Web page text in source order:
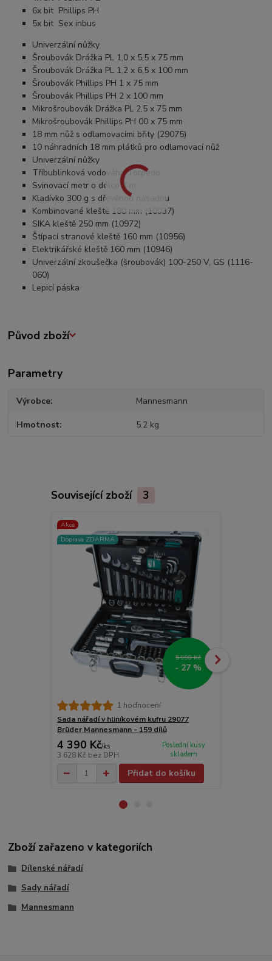
6x bit Phillips PH
5x bit Sex inbus
Univerzální nůžky
Šroubovák Drážka PL 1,0 x 5,5 x 75 mm
Šroubovák Drážka PL 1,2 x 6,5 x 100 mm
Šroubovák Phillips PH 1 x 75 mm
Šroubovák Phillips PH 2 x 100 mm
Mikrošroubovák Drážka PL 2,5 x 75 mm
Mikrošroubovák Phillips PH 00 x 75 mm
18 mm nůž s odlamovacími břity (29075)
10 náhradních 18 mm plátků pro odlamovací nůž
Univerzální nůžky
Tříbublinková vodováha Torpedo
Svinovací metr o délce 3 m
Kladívko 300 g s dřevěnou násadou
Kombinované kleště 180 mm (10937)
SIKA kleště 250 mm (10972)
Štípací stranové kleště 160 mm (10956)
Elektrikářské kleště 160 mm (10946)
Univerzální zkoušečka (šroubovák) 100-250 V, GS (1116-
060)
Lepicí páska
Původ zboží
Parametry
Výrobce Mannesmann
Hmotnost 5.2 kg
Související zboží 3
Akce
Doprava ZDARMA
5 990 Kč
- 27 %
1 hodnocení
Sada nářadí v hliníkovém kufru 29077
Brüder Mannesmann - 159 dílů
4 390 Kč/ks
3 628 Kč bez DPH
Poslední kusy
skladem
Přidat do košíku
Zboží zařazeno v kategoriích
Dílenské nářadí
Sady nářadí
Mannesmann